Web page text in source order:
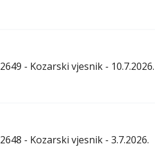
2649 - Kozarski vjesnik - 10.7.2026.
2648 - Kozarski vjesnik - 3.7.2026.